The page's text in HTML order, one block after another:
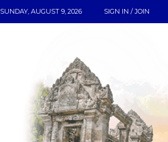
SUNDAY, AUGUST 9, 2026 SIGN IN / JOIN